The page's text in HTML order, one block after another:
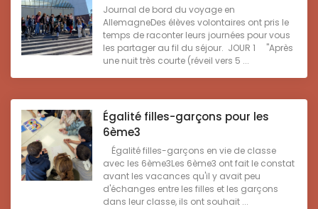
Journal de bord du voyage en
AllemagneDes élèves volontaires ont pris le
temps de raconter leurs journées pour vous
les partager au fil du séjour. JOUR 1 "Après
une nuit très courte (réveil vers 5 ...
Égalité filles-garçons pour les
6ème3
Égalité filles-garçons en vie de classe
avec les 6ème3Les 6ème3 ont fait le constat
avant les vacances qu'il y avait peu
d'échanges entre les filles et les garçons
dans leur classe, ils ont souhait ...